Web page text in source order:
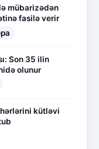
mübarizədən
fasilə verir
Son 35 ilin
olunur
kütləvi